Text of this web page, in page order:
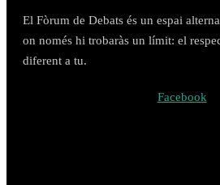
El Fòrum de Debats és un espai
on només hi trobaràs un límit: el
diferent a tu.
Facebook